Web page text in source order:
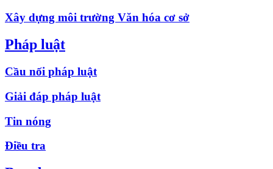
Xây dựng môi trường Văn hóa cơ sở
Pháp luật
Cầu nối pháp luật
Giải đáp pháp luật
Tin nóng
Điều tra